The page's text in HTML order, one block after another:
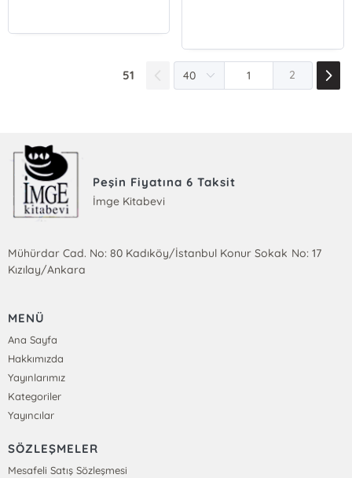
51 2
Peşin Fiyatına 6 Taksit
İmge Kitabevi
Mühürdar Cad. No: 80 Kadıköy/İstanbul Konur Sokak No: 17
Kızılay/Ankara
MENÜ
Ana Sayfa
Hakkımızda
Yayınlarımız
Kategoriler
Yayıncılar
SÖZLEŞMELER
Mesafeli Satış Sözleşmesi